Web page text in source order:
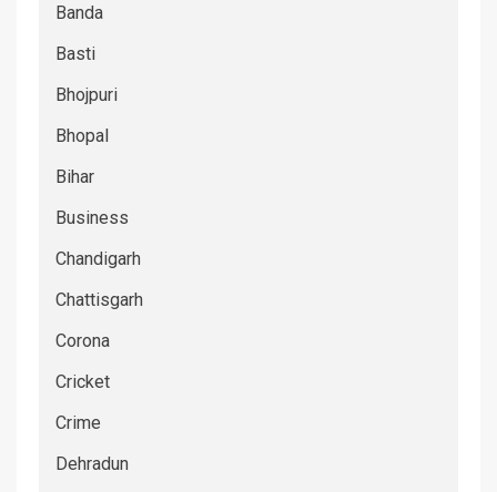
Banda
Basti
Bhojpuri
Bhopal
Bihar
Business
Chandigarh
Chattisgarh
Corona
Cricket
Crime
Dehradun